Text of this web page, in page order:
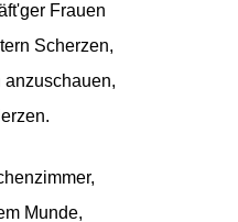
Frauen
Scherzen,
anzuschauen,
Munde,